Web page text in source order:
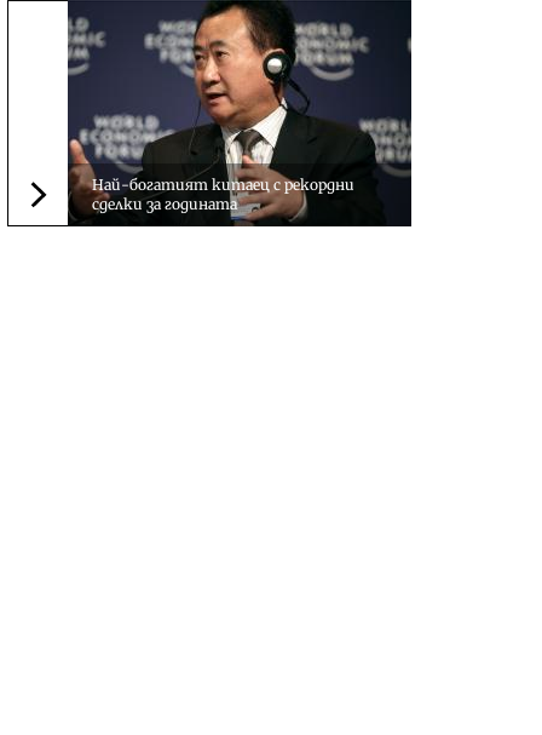
Следваща новина
Най-богатият китаец с рекордни
сделки за годината